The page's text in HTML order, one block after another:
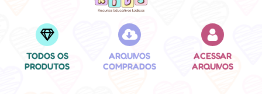
TODOS OS
PRODUTOS
ARQUIVOS
COMPRADOS
ACESSAR
ARQUIVOS